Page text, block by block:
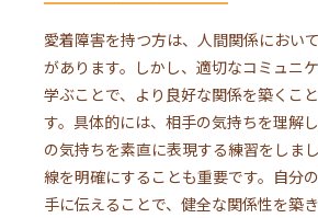
愛着障害を持つ方は、人間関係におい
があります。しかし、適切なコミュニ
学ぶことで、より良好な関係を築くこ
す。具体的には、相手の気持ちを理解
の気持ちを素直に表現する練習をしま
線を明確にすることも重要です。自分
手に伝えることで、健全な関係性を築